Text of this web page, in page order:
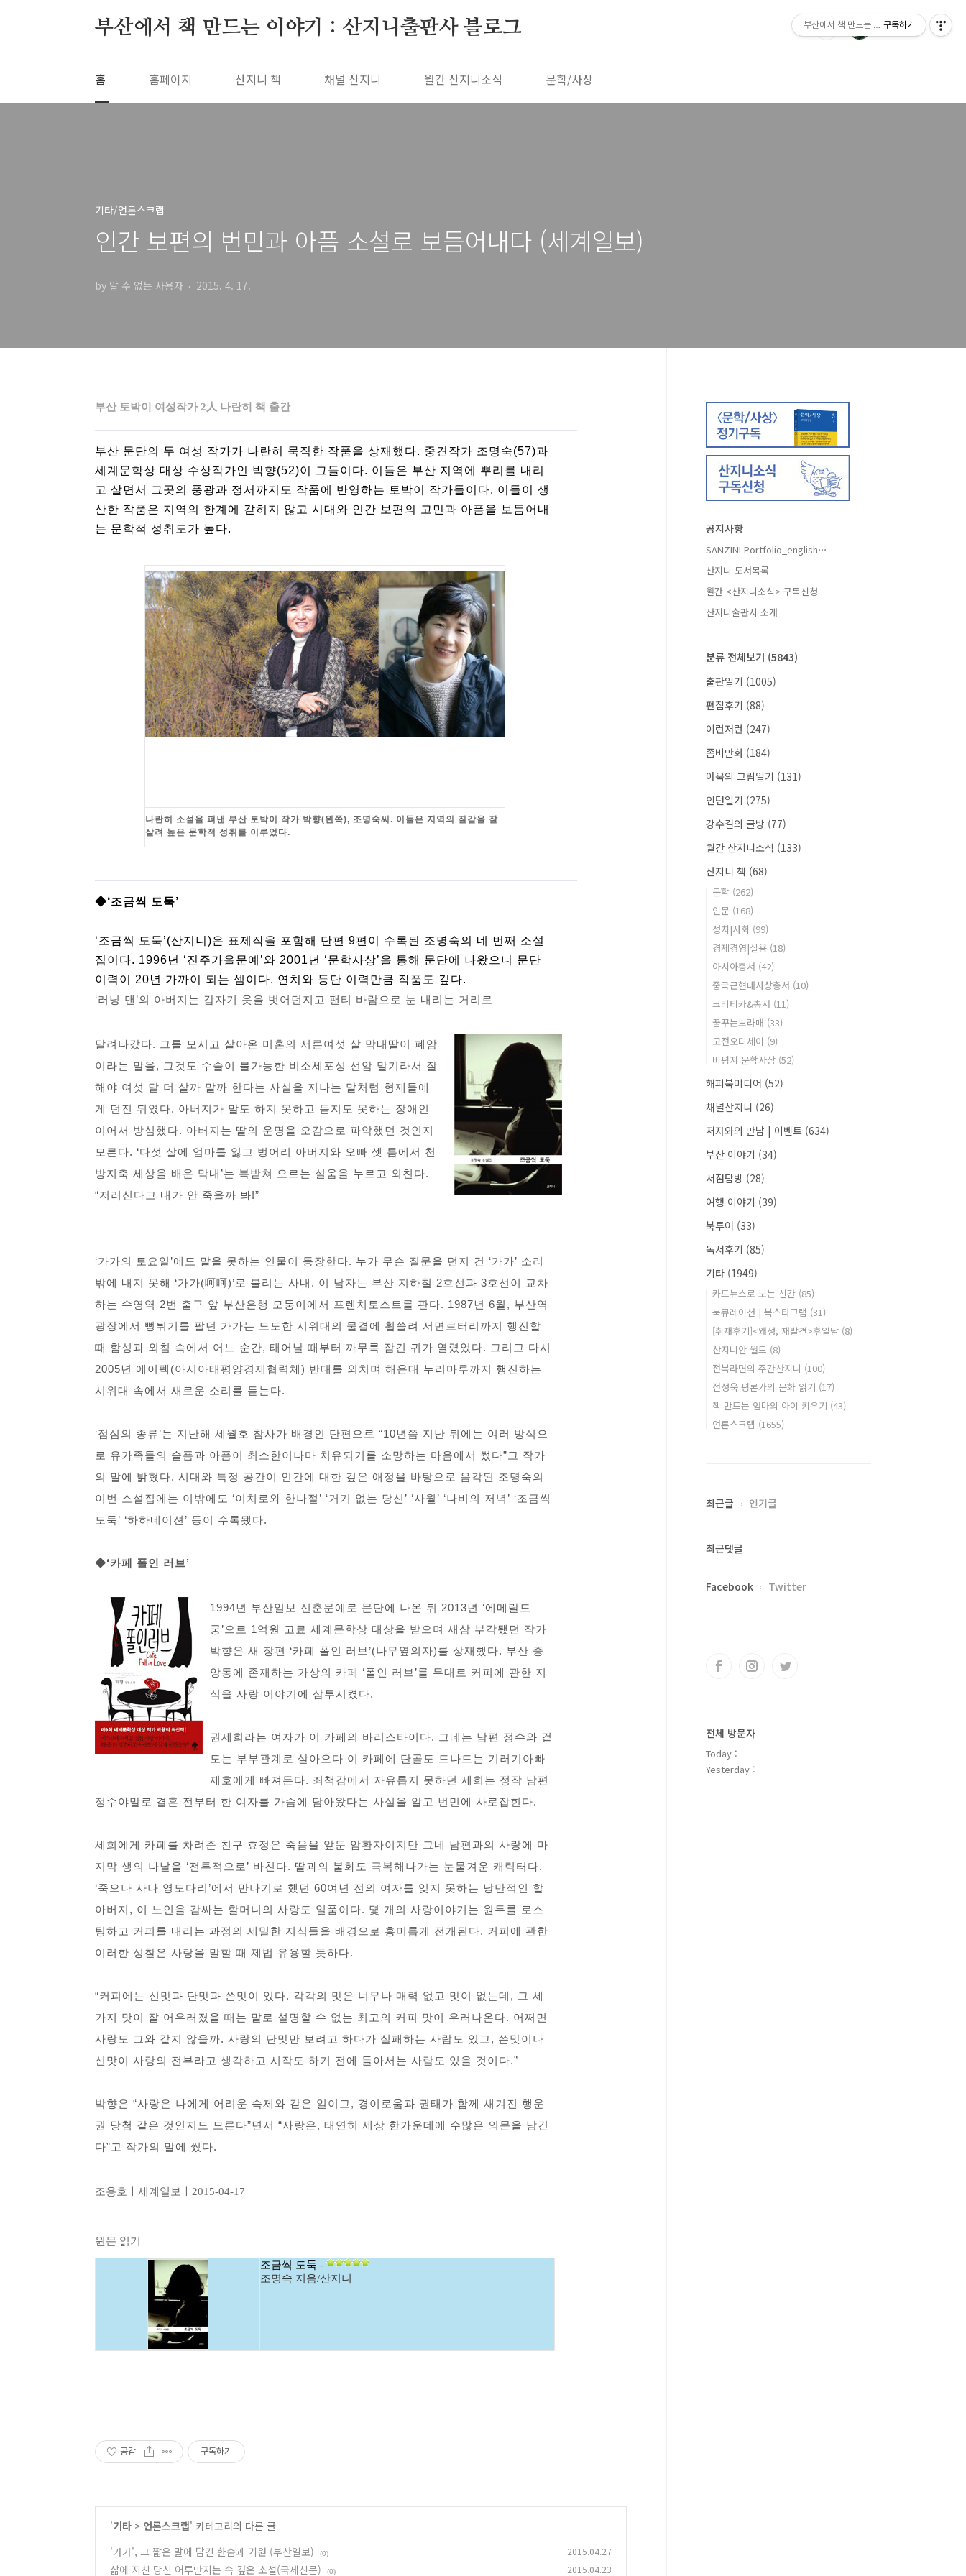
부산에서 책 만드는 이야기 : 산지니출판사 블로그
홈 홈페이지 산지니 책 채널 산지니 월간 산지니소식 문학/사상
기타/언론스크랩
인간 보편의 번민과 아픔 소설로 보듬어내다 (세계일보)
by 알 수 없는 사용자 2015. 4. 17.
부산 토박이 여성작가 2人 나란히 책 출간
부산 문단의 두 여성 작가가 나란히 묵직한 작품을 상재했다. 중견작가 조명숙(57)과
세계문학상 대상 수상작가인 박향(52)이 그들이다. 이들은 부산 지역에 뿌리를 내리
고 살면서 그곳의 풍광과 정서까지도 작품에 반영하는 토박이 작가들이다. 이들이 생
산한 작품은 지역의 한계에 갇히지 않고 시대와 인간 보편의 고민과 아픔을 보듬어내
는 문학적 성취도가 높다.
나란히 소설을 펴낸 부산 토박이 작가 박향(왼쪽), 조명숙씨. 이들은 지역의 질감을 잘
살려 높은 문학적 성취를 이루었다.
◆‘조금씩 도둑’
‘조금씩 도둑’(산지니)은 표제작을 포함해 단편 9편이 수록된 조명숙의 네 번째 소설
집이다. 1996년 ‘진주가을문예’와 2001년 ‘문학사상’을 통해 문단에 나왔으니 문단
이력이 20년 가까이 되는 셈이다. 연치와 등단 이력만큼 작품도 깊다.
‘러닝 맨’의 아버지는 갑자기 옷을 벗어던지고 팬티 바람으로 눈 내리는 거리로
달려나갔다. 그를 모시고 살아온 미혼의 서른여섯 살 막내딸이 폐암
이라는 말을, 그것도 수술이 불가능한 비소세포성 선암 말기라서 잘
해야 여섯 달 더 살까 말까 한다는 사실을 지나는 말처럼 형제들에
게 던진 뒤였다. 아버지가 말도 하지 못하고 듣지도 못하는 장애인
이어서 방심했다. 아버지는 딸의 운명을 오감으로 파악했던 것인지
모른다. ‘다섯 살에 엄마를 잃고 벙어리 아버지와 오빠 셋 틈에서 천
방지축 세상을 배운 막내’는 복받쳐 오르는 설움을 누르고 외친다.
“저러신다고 내가 안 죽을까 봐!”
‘가가의 토요일’에도 말을 못하는 인물이 등장한다. 누가 무슨 질문을 던지 건 ‘가가’ 소리
밖에 내지 못해 ‘가가(呵呵)’로 불리는 사내. 이 남자는 부산 지하철 2호선과 3호선이 교차
하는 수영역 2번 출구 앞 부산은행 모퉁이에서 프렌치토스트를 판다. 1987년 6월, 부산역
광장에서 뻥튀기를 팔던 가가는 도도한 시위대의 물결에 휩쓸려 서면로터리까지 행진할
때 함성과 외침 속에서 어느 순간, 태어날 때부터 까무룩 잠긴 귀가 열렸었다. 그리고 다시
2005년 에이펙(아시아태평양경제협력체) 반대를 외치며 해운대 누리마루까지 행진하는
시위대 속에서 새로운 소리를 듣는다.
‘점심의 종류’는 지난해 세월호 참사가 배경인 단편으로 “10년쯤 지난 뒤에는 여러 방식으
로 유가족들의 슬픔과 아픔이 최소한이나마 치유되기를 소망하는 마음에서 썼다”고 작가
의 말에 밝혔다. 시대와 특정 공간이 인간에 대한 깊은 애정을 바탕으로 음각된 조명숙의
이번 소설집에는 이밖에도 ‘이치로와 한나절’ ‘거기 없는 당신’ ‘사월’ ‘나비의 저녁’ ‘조금씩
도둑’ ‘하하네이션’ 등이 수록됐다.
◆‘카페 폴인 러브’
1994년 부산일보 신춘문예로 문단에 나온 뒤 2013년 ‘에메랄드
궁’으로 1억원 고료 세계문학상 대상을 받으며 새삼 부각됐던 작가
박향은 새 장편 ‘카페 폴인 러브’(나무옆의자)를 상재했다. 부산 중
앙동에 존재하는 가상의 카페 ‘폴인 러브’를 무대로 커피에 관한 지
식을 사랑 이야기에 삼투시켰다.
권세희라는 여자가 이 카페의 바리스타이다. 그네는 남편 정수와 겉
도는 부부관계로 살아오다 이 카페에 단골도 드나드는 기러기아빠
제호에게 빠져든다. 죄책감에서 자유롭지 못하던 세희는 정작 남편
정수야말로 결혼 전부터 한 여자를 가슴에 담아왔다는 사실을 알고 번민에 사로잡힌다.
세희에게 카페를 차려준 친구 효정은 죽음을 앞둔 암환자이지만 그네 남편과의 사랑에 마
지막 생의 나날을 ‘전투적으로’ 바친다. 딸과의 불화도 극복해나가는 눈물겨운 캐릭터다.
‘죽으나 사나 영도다리’에서 만나기로 했던 60여년 전의 여자를 잊지 못하는 낭만적인 할
아버지, 이 노인을 감싸는 할머니의 사랑도 일품이다. 몇 개의 사랑이야기는 원두를 로스
팅하고 커피를 내리는 과정의 세밀한 지식들을 배경으로 흥미롭게 전개된다. 커피에 관한
이러한 성찰은 사랑을 말할 때 제법 유용할 듯하다.
“커피에는 신맛과 단맛과 쓴맛이 있다. 각각의 맛은 너무나 매력 없고 맛이 없는데, 그 세
가지 맛이 잘 어우러졌을 때는 말로 설명할 수 없는 최고의 커피 맛이 우러나온다. 어쩌면
사랑도 그와 같지 않을까. 사랑의 단맛만 보려고 하다가 실패하는 사람도 있고, 쓴맛이나
신맛이 사랑의 전부라고 생각하고 시작도 하기 전에 돌아서는 사람도 있을 것이다.”
박향은 “사랑은 나에게 어려운 숙제와 같은 일이고, 경이로움과 권태가 함께 새겨진 행운
권 당첨 같은 것인지도 모른다”면서 “사랑은, 태연히 세상 한가운데에 수많은 의문을 남긴
다”고 작가의 말에 썼다.
조용호ㅣ세계일보ㅣ2015-04-17
원문 읽기
조금씩 도둑 -
조명숙 지음/산지니
공감 구독하기
'기타 > 언론스크랩' 카테고리의 다른 글
'가가', 그 짧은 말에 담긴 한숨과 기원 (부산일보)
(0) 2015.04.27
삶에 지친 당신 어루만지는 속 깊은 소설(국제신문) (0) 2015.04.23
공지사항
SANZINI Portfolio_english⋯
산지니 도서목록
월간 <산지니소식> 구독신청
산지니출판사 소개
분류 전체보기 (5843)
출판일기 (1005)
편집후기 (88)
이런저런 (247)
좀비만화 (184)
아욱의 그림일기 (131)
인턴일기 (275)
강수걸의 글방 (77)
월간 산지니소식 (133)
산지니 책 (68)
문학 (262)
인문 (168)
정치|사회 (99)
경제경영|실용 (18)
아시아총서 (42)
중국근현대사상총서 (10)
크리티카&총서 (11)
꿈꾸는보라매 (33)
고전오디세이 (9)
비평지 문학사상 (52)
해피북미디어 (52)
채널산지니 (26)
저자와의 만남 | 이벤트 (634)
부산 이야기 (34)
서점탐방 (28)
여행 이야기 (39)
북투어 (33)
독서후기 (85)
기타 (1949)
카드뉴스로 보는 신간 (85)
북큐레이션 | 북스타그램 (31)
[취재후기]<왜성, 재발견>후일담 (8)
산지니안 월드 (8)
전복라면의 주간산지니 (100)
전성욱 평론가의 문화 읽기 (17)
책 만드는 엄마의 아이 키우기 (43)
언론스크랩 (1655)
최근글 인기글
최근댓글
Facebook Twitter
전체 방문자
Today :
Yesterday :
부산에서 책 만드는 이야기 : 산지니출판사 블
구독하기